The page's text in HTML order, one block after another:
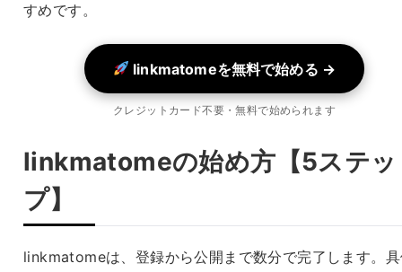
すめです。
linkmatomeを無料で始める →
クレジットカード不要・無料で始められます
linkmatomeの始め方【5ステッ
プ】
linkmatomeは、登録から公開まで数分で完了します。